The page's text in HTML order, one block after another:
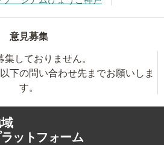
意見募集
集しておりません。
下の問い合わせ先までお願いしま
す。
ットフォーム